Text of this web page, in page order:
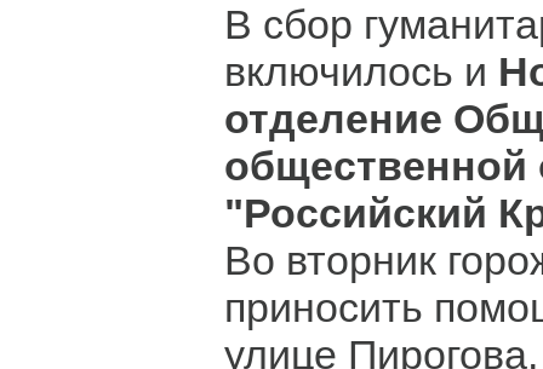
В сбор
включилось и
отделение
общественной
"Российский
Во вторник
приносить
улице